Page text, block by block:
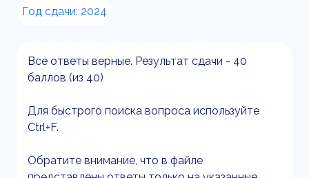
Год сдачи: 2024
Все ответы верные. Результат сдачи - 40
баллов (из 40)
Для быстрого поиска вопроса используйте
Ctrl+F.
Обратите внимание, что в файле